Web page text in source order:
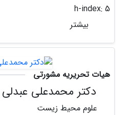
h-index: 5
بیشتر
هیات تحریریه مشورتی
دکتر محمدعلی عبدلی
علوم محیط زیست